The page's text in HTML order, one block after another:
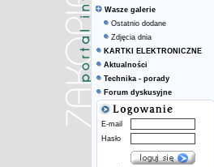
Wasze galerie
Ostatnio dodane
Zdjęcia dnia
KARTKI ELEKTRONICZNE
Aktualności
Technika - porady
Forum dyskusyjne
E-mail
Hasło